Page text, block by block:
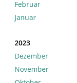
Februar
Januar
2023
Dezember
November